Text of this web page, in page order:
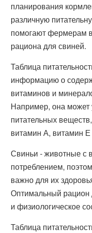
планирования
различную
помогают фермерам
рациона для свиней.
Таблица
информацию о
витаминов и
Например, она может
питательных
витамин А, витамин Е
Свиньи - животные с
потреблением,
важно для их
Оптимальный рацион
и физиологическое
Таблица